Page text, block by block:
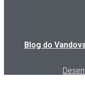
Blog do